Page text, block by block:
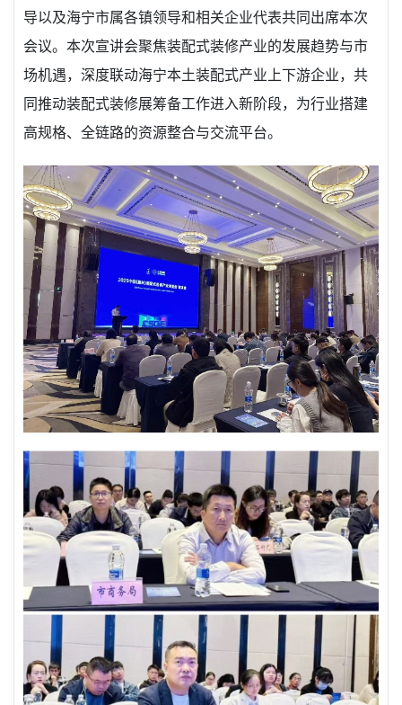
导以及海宁市属各镇领导和相关企业代表共同出席本次
会议。本次宣讲会聚焦装配式装修产业的发展趋势与市
场机遇，深度联动海宁本土装配式产业上下游企业，共
同推动装配式装修展筹备工作进入新阶段，为行业搭建
高规格、全链路的资源整合与交流平台。